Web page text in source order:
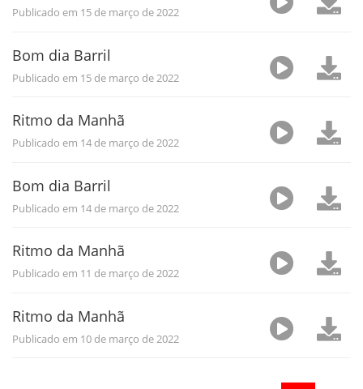
Publicado em 15 de março de 2022
Bom dia Barril
Publicado em 15 de março de 2022
Ritmo da Manhã
Publicado em 14 de março de 2022
Bom dia Barril
Publicado em 14 de março de 2022
Ritmo da Manhã
Publicado em 11 de março de 2022
Ritmo da Manhã
Publicado em 10 de março de 2022